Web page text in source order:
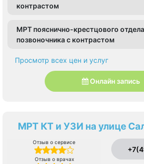
контрастом
МРТ пояснично-крестцового отдела
позвоночника с контрастом
Просмотр всех цен и услуг
Онлайн запись
МРТ КТ и УЗИ на улице
Отзыв о сервисе
Отзыв о врачах